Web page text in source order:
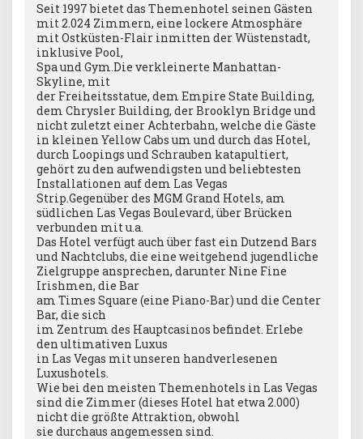
Seit 1997 bietet das Themenhotel seinen Gästen
mit 2.024 Zimmern, eine lockere Atmosphäre
mit Ostküsten-Flair inmitten der Wüstenstadt,
inklusive Pool,
Spa und Gym.Die verkleinerte Manhattan-
Skyline, mit
der Freiheitsstatue, dem Empire State Building,
dem Chrysler Building, der Brooklyn Bridge und
nicht zuletzt einer Achterbahn, welche die Gäste
in kleinen Yellow Cabs um und durch das Hotel,
durch Loopings und Schrauben katapultiert,
gehört zu den aufwendigsten und beliebtesten
Installationen auf dem Las Vegas
Strip.Gegenüber des MGM Grand Hotels, am
südlichen Las Vegas Boulevard, über Brücken
verbunden mit u.a.
Das Hotel verfügt auch über fast ein Dutzend Bars
und Nachtclubs, die eine weitgehend jugendliche
Zielgruppe ansprechen, darunter Nine Fine
Irishmen, die Bar
am Times Square (eine Piano-Bar) und die Center
Bar, die sich
im Zentrum des Hauptcasinos befindet. Erlebe
den ultimativen Luxus
in Las Vegas mit unseren handverlesenen
Luxushotels.
Wie bei den meisten Themenhotels in Las Vegas
sind die Zimmer (dieses Hotel hat etwa 2.000)
nicht die größte Attraktion, obwohl
sie durchaus angemessen sind.